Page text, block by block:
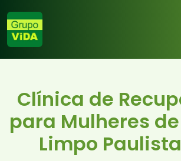
Clínica de
para Mulheres
Limpo